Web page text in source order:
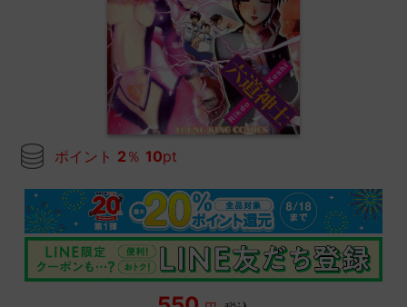
ポイント 2 ％ 10pt